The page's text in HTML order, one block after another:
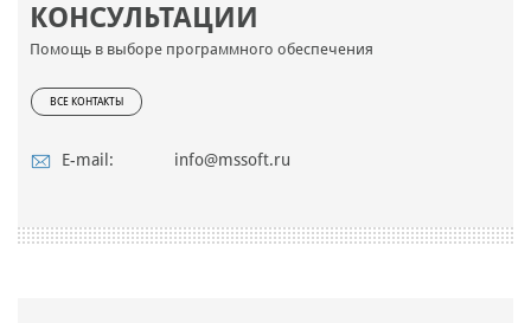
КОНСУЛЬТАЦИИ
Помощь в выборе программного обеспечения
ВСЕ КОНТАКТЫ
E-mail: info@mssoft.ru